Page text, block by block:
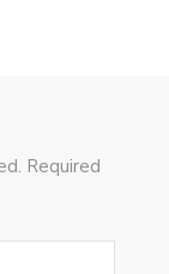
Required